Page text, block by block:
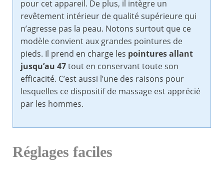
pour cet appareil. De plus, il intègre un
revêtement intérieur de qualité supérieure qui
n’agresse pas la peau. Notons surtout que ce
modèle convient aux grandes pointures de
pieds. Il prend en charge les pointures allant
jusqu’au 47tout en conservant toute son
efficacité. C’est aussi l’une des raisons pour
lesquelles ce dispositif de massage est apprécié
par les hommes.
Réglages faciles